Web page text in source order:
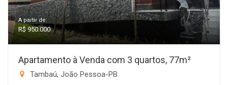
A partir de:
R$ 950.000
Apartamento à Venda com 3 quartos, 77m²
Tambaú, João Pessoa-PB